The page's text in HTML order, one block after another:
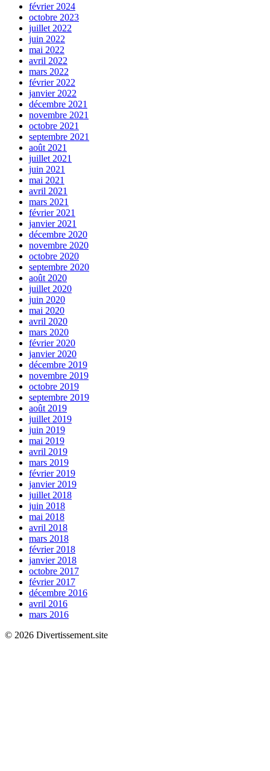
février 2024
octobre 2023
juillet 2022
juin 2022
mai 2022
avril 2022
mars 2022
février 2022
janvier 2022
décembre 2021
novembre 2021
octobre 2021
septembre 2021
août 2021
juillet 2021
juin 2021
mai 2021
avril 2021
mars 2021
février 2021
janvier 2021
décembre 2020
novembre 2020
octobre 2020
septembre 2020
août 2020
juillet 2020
juin 2020
mai 2020
avril 2020
mars 2020
février 2020
janvier 2020
décembre 2019
novembre 2019
octobre 2019
septembre 2019
août 2019
juillet 2019
juin 2019
mai 2019
avril 2019
mars 2019
février 2019
janvier 2019
juillet 2018
juin 2018
mai 2018
avril 2018
mars 2018
février 2018
janvier 2018
octobre 2017
février 2017
décembre 2016
avril 2016
mars 2016
© 2026 Divertissement.site